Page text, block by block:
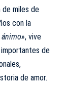
de miles de
con la
, vive
de
de amor.